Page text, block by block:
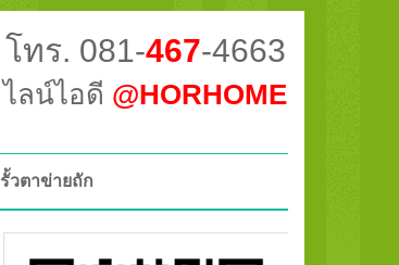
โทร. 081-467-4663
ไลน์ไอดี @HORHOME
รั้วตาข่ายถัก